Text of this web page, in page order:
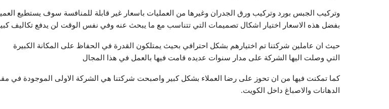
وتركيب الجبس بورد وتركيب ورق الجدران وغيرها من العمليات باسعار غير قابلة للمنافسة سوف يستطيع
بفضل هذه الاسعار اختيار اشكال تصميمات التي تتناسب مع ما يبحث عنه وفي نفس الوقت لن يدفع تكاليف
حيث ان عاملين شركتنا تم اختيارهم بشكل احترافي بحيث يمتلكون القدرة في الحفاظ على المكانة الكبيرة
التي وصلت اليها الشركة على مدار سنوات عديده قامت فيها بالعمل في هذا المجال
كما تمكنت فيها من ان تحوز على رضا العملاء بشكل كبير واصبحت شركتنا هي الشركة الاولى الموجودة في
الدهانات والاصباغ داخل الكويت.